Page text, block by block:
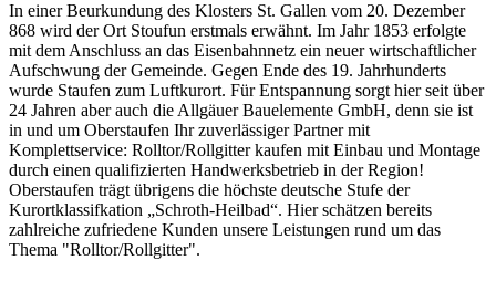
In einer Beurkundung des Klosters St. Gallen vom 20. Dezember
868 wird der Ort Stoufun erstmals erwähnt. Im Jahr 1853 erfolgte
mit dem Anschluss an das Eisenbahnnetz ein neuer wirtschaftlicher
Aufschwung der Gemeinde. Gegen Ende des 19. Jahrhunderts
wurde Staufen zum Luftkurort. Für Entspannung sorgt hier seit über
24 Jahren aber auch die Allgäuer Bauelemente GmbH, denn sie ist
in und um Oberstaufen Ihr zuverlässiger Partner mit
Komplettservice: Rolltor/Rollgitter kaufen mit Einbau und Montage
durch einen qualifizierten Handwerksbetrieb in der Region!
Oberstaufen trägt übrigens die höchste deutsche Stufe der
Kurortklassifkation „Schroth-Heilbad“. Hier schätzen bereits
zahlreiche zufriedene Kunden unsere Leistungen rund um das
Thema "Rolltor/Rollgitter".